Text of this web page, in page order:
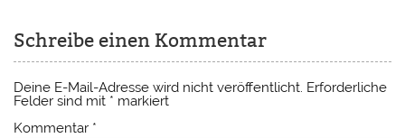
Schreibe einen Kommentar
Deine E-Mail-Adresse wird nicht veröffentlicht. Erforderliche
Felder sind mit * markiert
Kommentar *